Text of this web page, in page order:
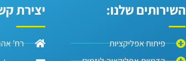
השירותים שלנו:
פיתוח אפליקציות
יצירת
רח' אהרון